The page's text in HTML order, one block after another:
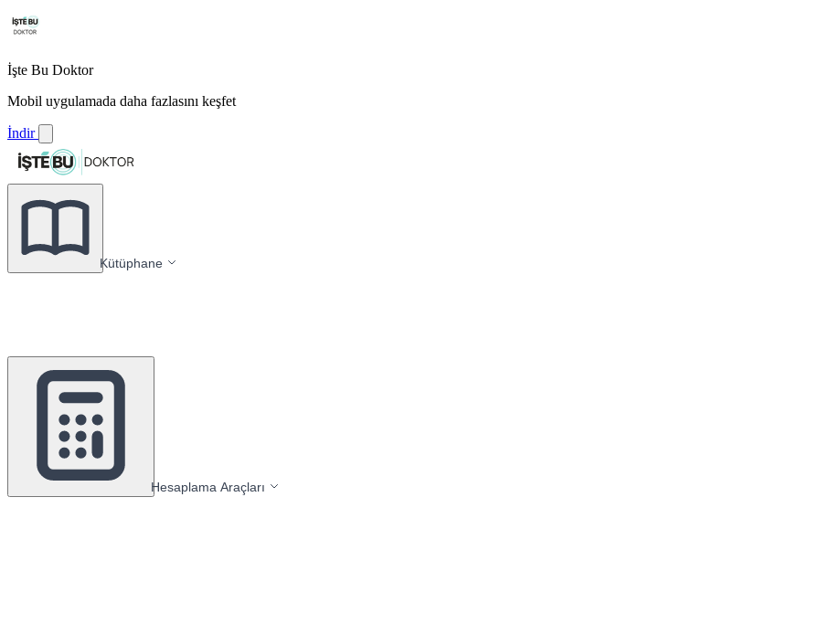
İşte Bu Doktor
Mobil uygulamada daha fazlasını keşfet
İndir
Kütüphane
Hesaplama Araçları